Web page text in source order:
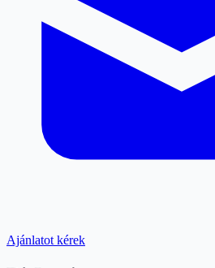
Ajánlatot kérek